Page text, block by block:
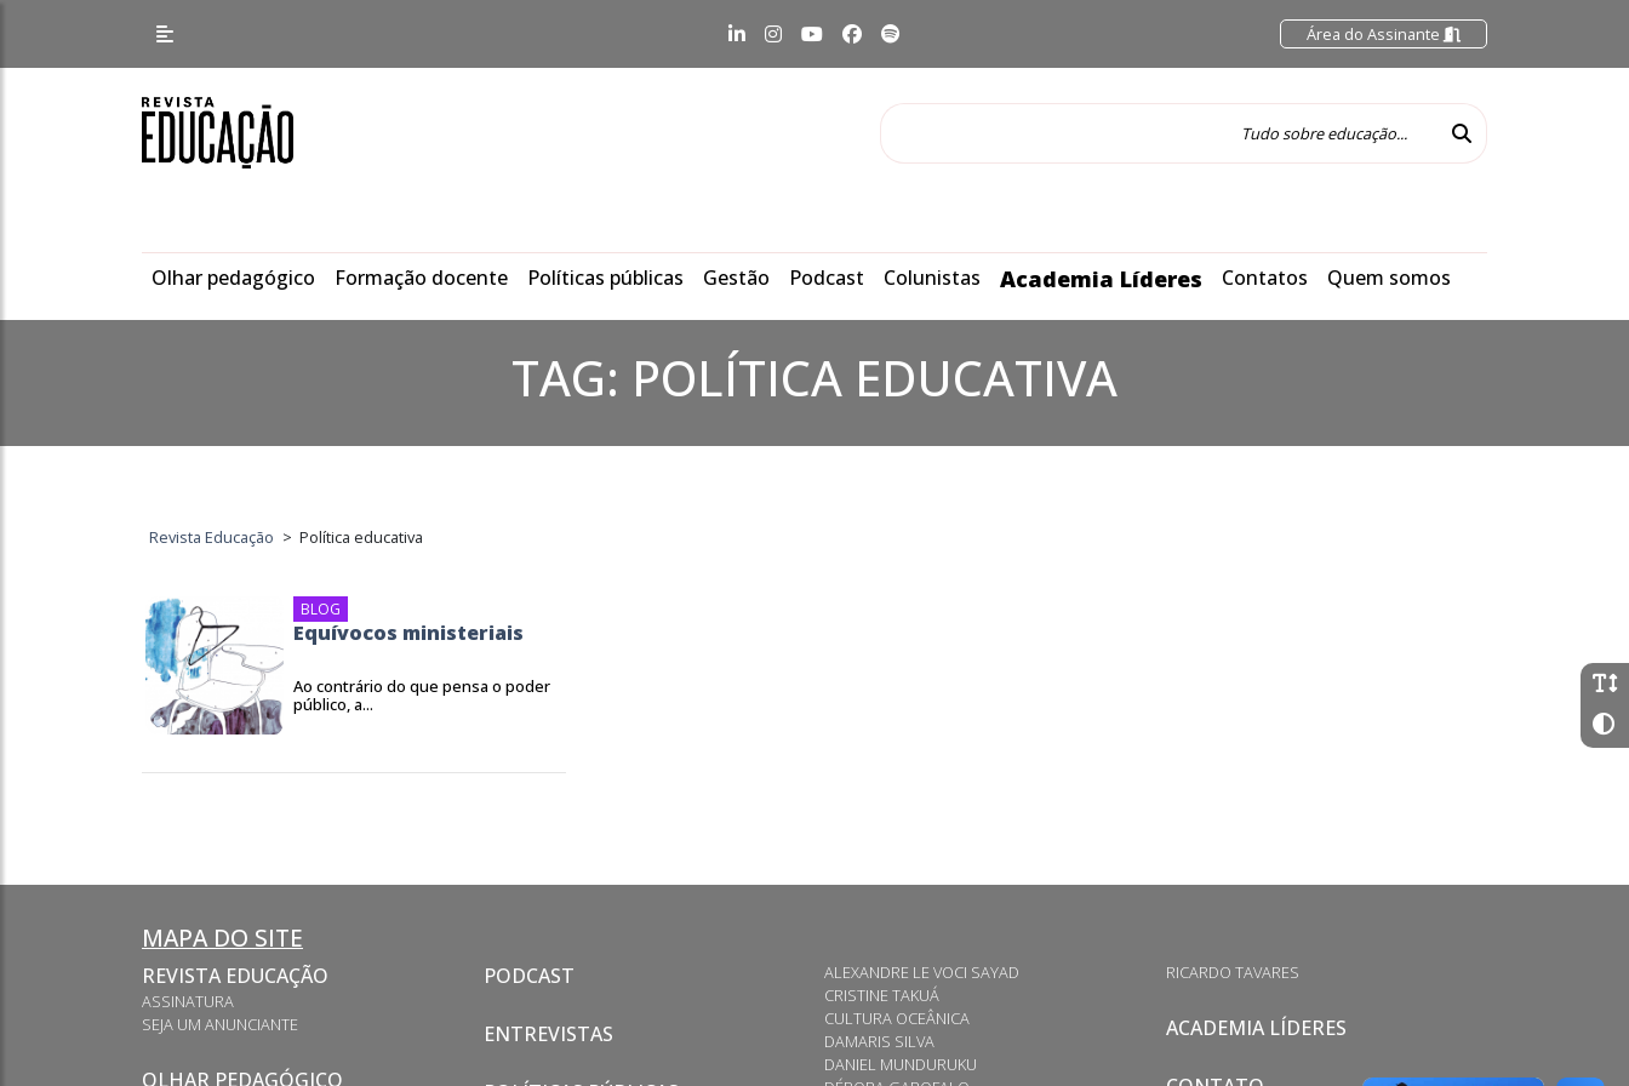
Área do Assinante
Olhar pedagógico Formação docente Políticas públicas Gestão Podcast Colunistas Academia Líderes Contatos Quem somos
TAG: POLÍTICA EDUCATIVA
Revista Educação > Política educativa
BLOG
Equívocos ministeriais
Ao contrário do que pensa o poder
público, a...
MAPA DO SITE
REVISTA EDUCAÇÃO
ASSINATURA
SEJA UM ANUNCIANTE
OLHAR PEDAGÓGICO
PODCAST
ENTREVISTAS
ALEXANDRE LE VOCI SAYAD
CRISTINE TAKUÁ
CULTURA OCEÂNICA
DAMARIS SILVA
DANIEL MUNDURUKU
RICARDO TAVARES
ACADEMIA LÍDERES